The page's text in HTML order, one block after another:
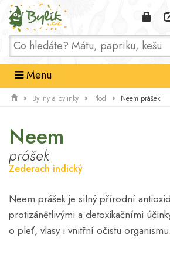
Domů
Menu
Byliny a bylinky Plod Neem prášek
Neem
prášek
Zederach indický
Neem prášek je silný přírodní
protizánětlivými a detoxikačními
o pleť, vlasy i vnitřní očistu organismu.